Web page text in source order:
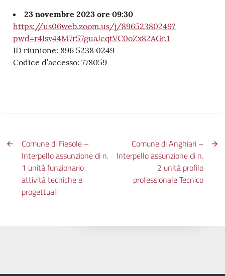
23 novembre 2023 ore 09:30
https://us06web.zoom.us/j/89652380249?
pwd=r4Isv44M7r57guaJcqtVC0oZx82AGr.1
ID riunione: 896 5238 0249
Codice d’accesso: 778059
Comune di Fiesole –
Interpello assunzione di n.
1 unità funzionario
attività tecniche e
progettuali
Comune di Anghiari –
Interpello assunzione di n.
2 unità profilo
professionale Tecnico